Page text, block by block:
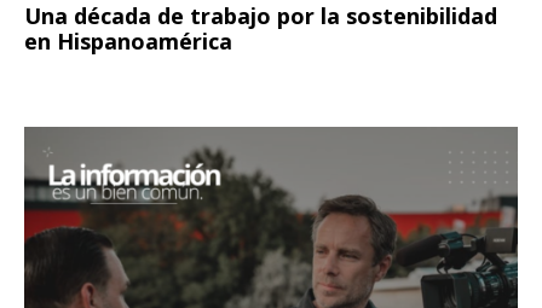
Una década de trabajo por la sostenibilidad
en Hispanoamérica